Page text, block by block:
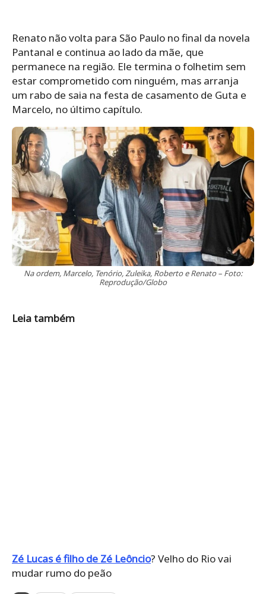
Renato não volta para São Paulo no final da novela
Pantanal e continua ao lado da mãe, que
permanece na região. Ele termina o folhetim sem
estar comprometido com ninguém, mas arranja
um rabo de saia na festa de casamento de Guta e
Marcelo, no último capítulo.
Na ordem, Marcelo, Tenório, Zuleika, Roberto e Renato – Foto:
Reprodução/Globo
Leia também
Zé Lucas é filho de Zé Leôncio? Velho do Rio vai
mudar rumo do peão